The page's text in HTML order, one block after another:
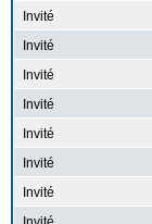
Invité
Invité
Invité
Invité
Invité
Invité
Invité